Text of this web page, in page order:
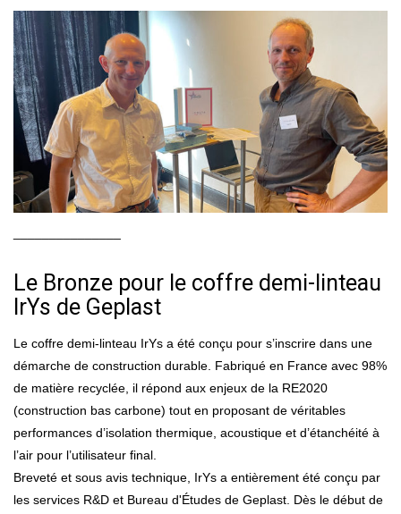
Le Bronze pour le coffre demi-linteau
IrYs de Geplast
Le coffre demi-linteau IrYs a été conçu pour s’inscrire dans une
démarche de construction durable. Fabriqué en France avec 98%
de matière recyclée, il répond aux enjeux de la RE2020
(construction bas carbone) tout en proposant de véritables
performances d’isolation thermique, acoustique et d’étanchéité à
l’air pour l’utilisateur final.
Breveté et sous avis technique, IrYs a entièrement été conçu par
les services R&D et Bureau d'Études de Geplast. Dès le début de